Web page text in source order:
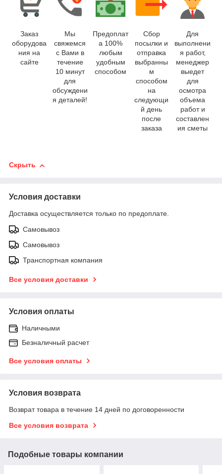
Заказ
оборудова
ния на
сайте
Мы
свяжемся
с Вами в
течение
10 минут
для
обсуждени
я деталей!
Предоплат
а 100%
любым
удобным
способом
Сбор
посылки и
отправка
выбранны
м
способом
на
следующи
й день
после
заказа
Для
выполнени
я работ,
менеджер
выедет
для
осмотра
объема
работ и
составлен
ия сметы
Скрыть
Условия доставки
Доставка осуществляется только по предоплате.
Самовывоз
Самовывоз
Транспортная компания
Все условия доставки
Условия оплаты
Наличными
Безналичный расчет
Все условия оплаты
Условия возврата
Возврат товара в течение 14 дней по договоренности
Все условия возврата
Подобные товары компании